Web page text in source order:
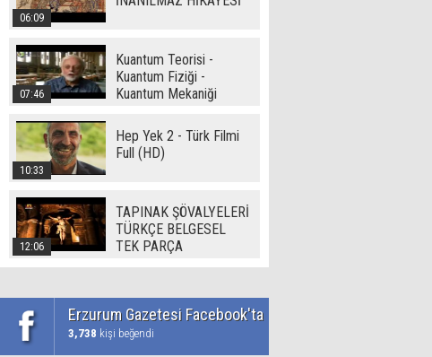
06:09
07:46
Kuantum Teorisi -
Kuantum Fiziği -
Kuantum Mekaniği
10:33
Hep Yek 2 - Türk Filmi
Full (HD)
12:06
TAPINAK ŞÖVALYELERİ
TÜRKÇE BELGESEL
TEK PARÇA
Erzurum Gazetesi Facebook'ta
3,738 kişi beğendi